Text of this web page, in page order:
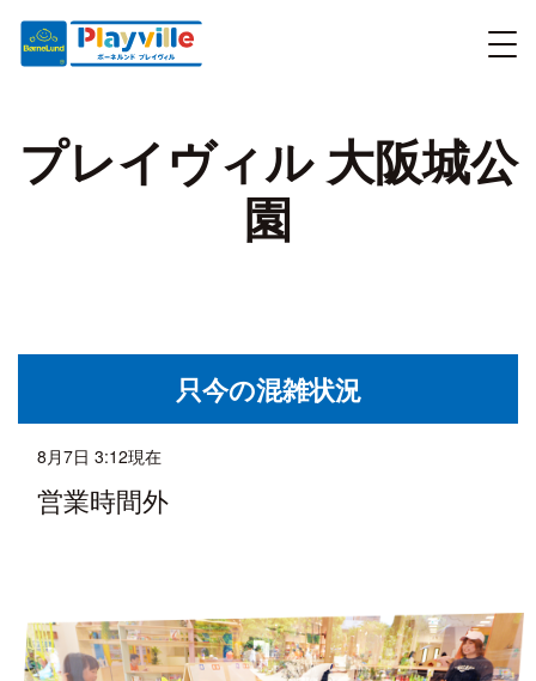
プレイヴィル 大阪城公
園
只今の混雑状況
8月7日 3:12現在
営業時間外